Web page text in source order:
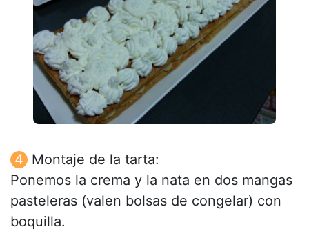
Montaje de la tarta:
Ponemos la crema y la nata en dos mangas
pasteleras (valen bolsas de congelar) con
boquilla.